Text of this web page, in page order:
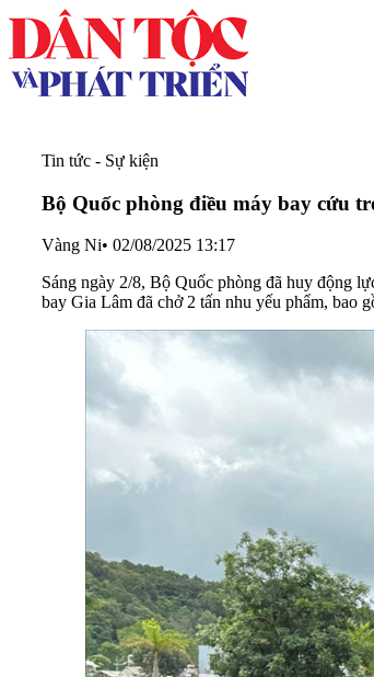
Tin tức - Sự kiện
Bộ Quốc phòng điều máy bay cứu
Vàng Ni• 02/08/2025 13:17
Sáng ngày 2/8, Bộ Quốc phòng đã huy động
bay Gia Lâm đã chở 2 tấn nhu yếu phẩm, bao